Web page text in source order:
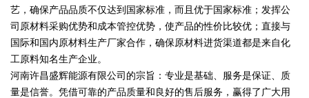
艺，确保产品品质不仅达到国家标准，而且优于国家标准；发挥公
司原材料采购优势和成本管控优势，使产品的性价比较优；直接与
国际和国内原材料生产厂家合作，确保原材料进货渠道都是来自化
工原料知名生产企业。
河南许昌盛辉能源有限公司的宗旨：专业是基础、服务是保证、质
量是信誉。凭借可靠的产品质量和良好的售后服务，赢得了广大用